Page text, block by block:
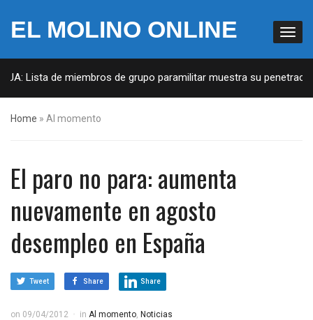
EL MOLINO ONLINE
Lista de miembros de grupo paramilitar muestra su penetración
Home » Al momento
El paro no para: aumenta
nuevamente en agosto
desempleo en España
Tweet Share Share
on 09/04/2012 in Al momento, Noticias